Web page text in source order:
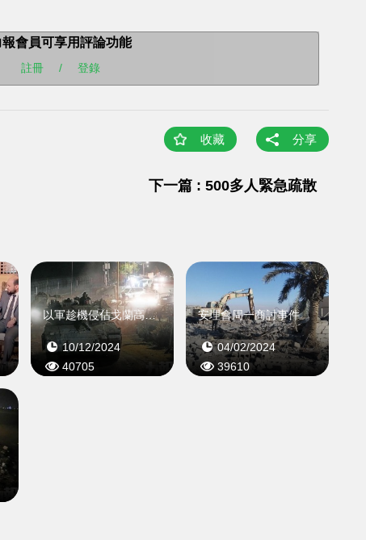
會員可享用評論功能
註冊 / 登錄
收藏 分享
下一篇 : 500多人緊急疏散
以軍趁機侵佔戈蘭高地緩衝區
10/12/2024
40705
安理會周一商討事件
04/02/2024
39610